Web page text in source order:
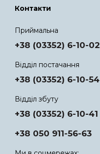
Контакти
Приймальна
+38 (03352) 6-10-02
Відділ постачання
+38 (03352) 6-10-54
Відділ збуту
+38 (03352) 6-10-41
+38 050 911-56-63